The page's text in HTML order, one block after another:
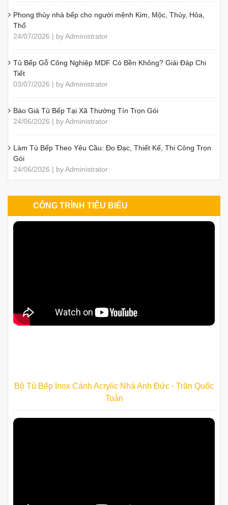
03/08/2026 | by Administrator
01/08/2026 | by Administrator
50+ Mẫu Tủ Bếp Chữ L Đẹp, Hiện Đại, Tối Ưu Không Gian
Kích thước tiêu chuẩn các khoang cơ bản trong tủ bếp
01/08/2026 | by Administrator
Phong thủy nhà bếp cho người mệnh Kim, Mộc, Thủy, Hỏa,